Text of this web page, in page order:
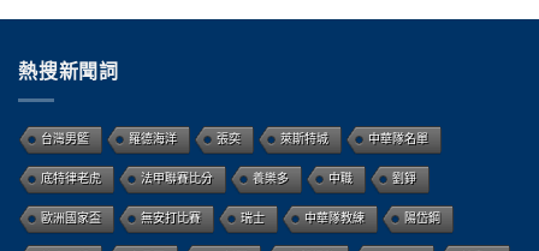
熱搜新聞詞
台灣男籃 羅德海洋 張奕 萊斯特城 中華隊名單
底特律老虎 法甲聯賽比分 養樂多 中職 劉錚
歐洲國家盃 無安打比賽 瑞士 中華隊教練 陽岱鋼